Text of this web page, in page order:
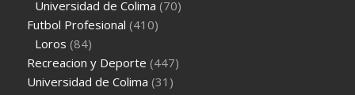
Universidad de Colima (70)
Futbol Profesional (410)
Loros (84)
Recreacion y Deporte (447)
Universidad de Colima (31)